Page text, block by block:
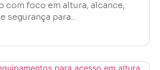
com foco em altura, alcance,
segurança para...